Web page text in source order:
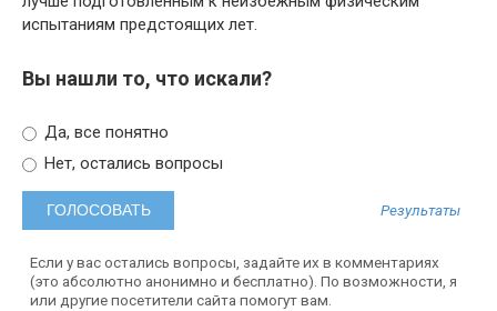
испытаниям предстоящих лет.
Вы нашли то, что искали?
Да, все понятно
Нет, остались вопросы
Результаты
Если у вас остались вопросы, задайте их в комментариях
(это абсолютно анонимно и бесплатно). По возможности, я
или другие посетители сайта помогут вам.